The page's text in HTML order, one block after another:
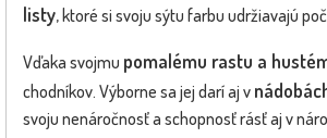
Buddleja davidii ´Butterfly Candy
Dostupnosť: skladom
20.40 € s DPH
listy, ktoré si svoju sýtu farbu udržiavajú
Vďaka svojmu pomalému rastu a
chodníkov. Výborne sa jej darí aj v
svoju nenáročnosť a schopnosť rásť aj v